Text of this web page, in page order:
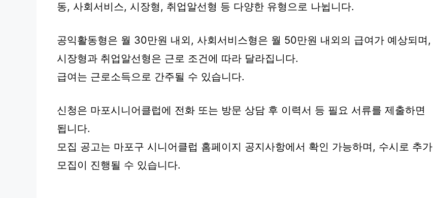
동, 사회서비스, 시장형, 취업알선형 등 다양한 유형으로 나뉩니다.
공익활동형은 월 30만원 내외, 사회서비스형은 월 50만원 내외의 급여가 예상되며,
시장형과 취업알선형은 근로 조건에 따라 달라집니다.
급여는 근로소득으로 간주될 수 있습니다.
신청은 마포시니어클럽에 전화 또는 방문 상담 후 이력서 등 필요 서류를 제출하면
됩니다.
모집 공고는 마포구 시니어클럽 홈페이지 공지사항에서 확인 가능하며, 수시로 추가
모집이 진행될 수 있습니다.